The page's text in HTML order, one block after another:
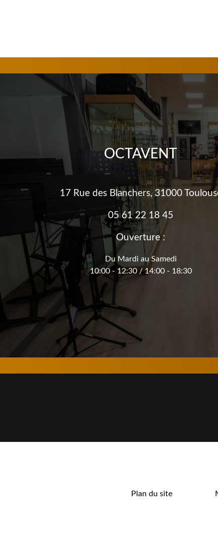
OCTAVENT
17 Rue des Blanchers, 31000
05 61 22 18 45
Ouverture :
Du Mardi au Samedi
10:00 - 12:30 / 14:00 - 18:30
Plan du site